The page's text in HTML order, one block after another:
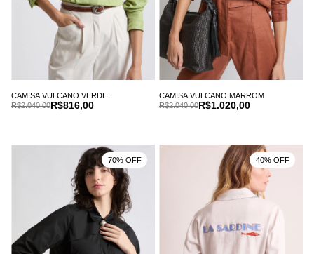
CAMISA VULCANO VERDE
R$816,00
R$2.040,00
CAMISA VULCANO MARROM
R$1.020,00
R$2.040,00
70% OFF 40% OFF